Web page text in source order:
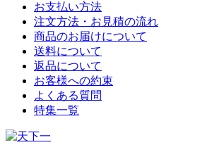
お支払い方法
注文方法・お見積の流れ
商品のお届けについて
送料について
返品について
お客様への約束
よくある質問
特集一覧